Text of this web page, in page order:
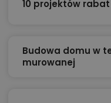
10 projektów
Budowa domu w
murowanej